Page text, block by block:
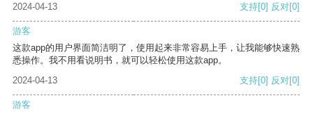
2024-04-13
支持[0] 反对[0]
游客
这款app的用户界面简洁明了，使用起来非常容易上手，让我能够快速熟
悉操作。我不用看说明书，就可以轻松使用这款app。
2024-04-13
支持[0] 反对[0]
游客